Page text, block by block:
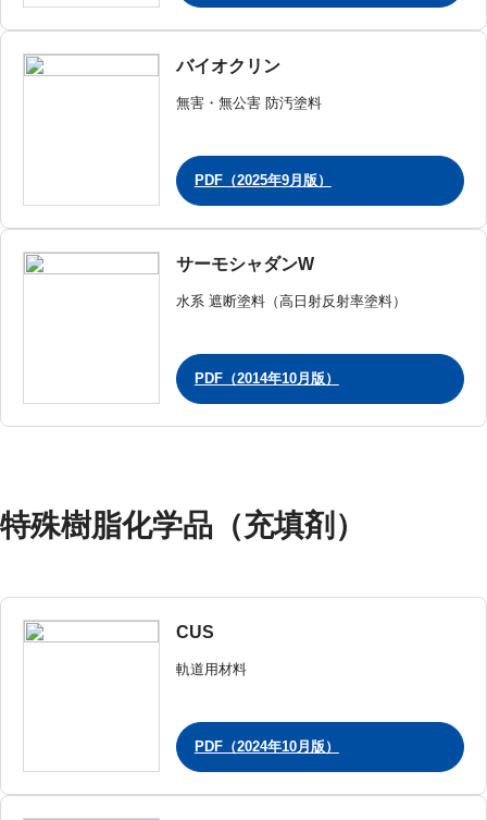
バイオクリン
無害・無公害 防汚塗料
PDF（2025年9月版）
サーモシャダンW
水系 遮断塗料（高日射反射率塗料）
PDF（2014年10月版）
特殊樹脂化学品（充填剤）
CUS
軌道用材料
PDF（2024年10月版）